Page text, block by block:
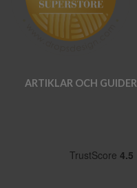
ARTIKLAR OCH GUIDER